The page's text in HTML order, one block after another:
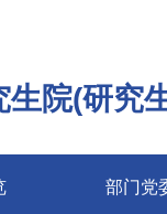
生院(研究
部门党